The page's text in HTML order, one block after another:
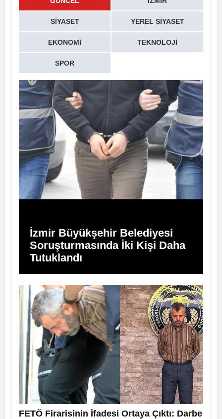
SIYASET YEREL SIYASET
EKONOMI TEKNOLOJI
SPOR
İzmir Büyükşehir Belediyesi
Soruşturmasında İki Kişi Daha
Tutuklandı
FETÖ Firarisinin İfadesi Ortaya Çıktı: Darbe